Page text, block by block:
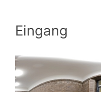
Eingang